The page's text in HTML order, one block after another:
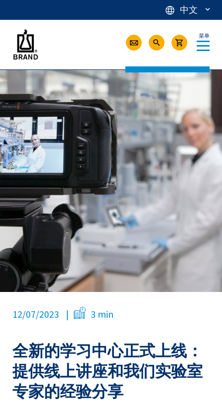
中文
菜单
12/07/2023 3 min
全新的学习中心正式上线：
提供线上讲座和我们实验室
专家的经验分享